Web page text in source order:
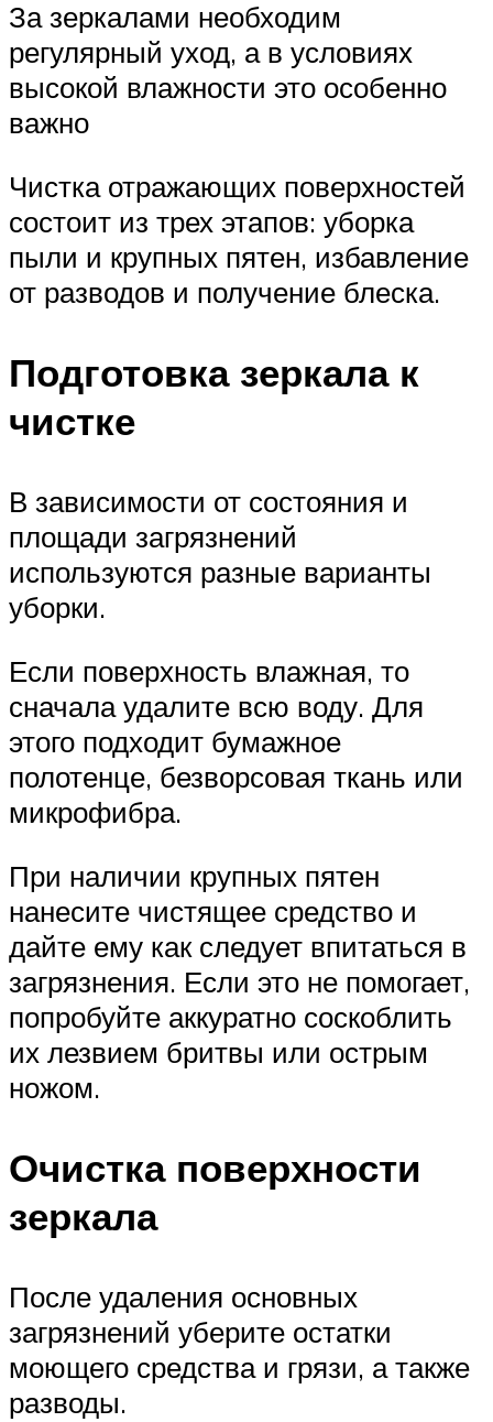
За зеркалами необходим
регулярный уход, а в условиях
высокой влажности это особенно
важно
Чистка отражающих поверхностей
состоит из трех этапов: уборка
пыли и крупных пятен, избавление
от разводов и получение блеска.
Подготовка зеркала к
чистке
В зависимости от состояния и
площади загрязнений
используются разные варианты
уборки.
Если поверхность влажная, то
сначала удалите всю воду. Для
этого подходит бумажное
полотенце, безворсовая ткань или
микрофибра.
При наличии крупных пятен
нанесите чистящее средство и
дайте ему как следует впитаться в
загрязнения. Если это не помогает,
попробуйте аккуратно соскоблить
их лезвием бритвы или острым
ножом.
Очистка поверхности
зеркала
После удаления основных
загрязнений уберите остатки
моющего средства и грязи, а также
разводы.